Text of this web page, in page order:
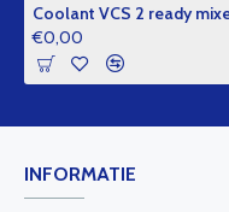
€0,00
INFORMATIE